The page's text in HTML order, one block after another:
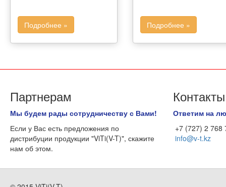
Подробнее » Подробнее »
Партнерам
Мы будем рады сотрудничеству с Вами!
Если у Вас есть предложения по
дистрибуции продукции "ViTi(V-T)", скажите
нам об этом.
Контакты
Ответим на
+7 (727) 2 768
info@v-t.kz